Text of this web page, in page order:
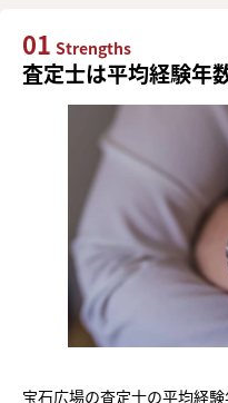
01 Strengths
査定士は平均経験年
宝石広場の査定士の平均経